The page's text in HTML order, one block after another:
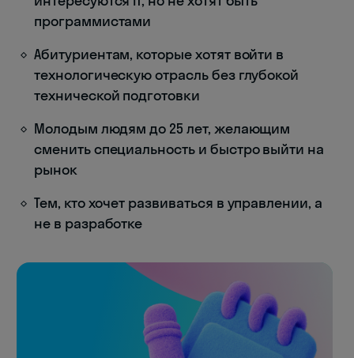
программистами
Абитуриентам, которые хотят войти в
технологическую отрасль без глубокой
технической подготовки
Молодым людям до 25 лет, желающим
сменить специальность и быстро выйти на
рынок
Тем, кто хочет развиваться в управлении, а
не в разработке